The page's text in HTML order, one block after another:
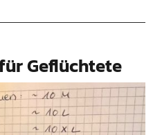
Geflüchtete